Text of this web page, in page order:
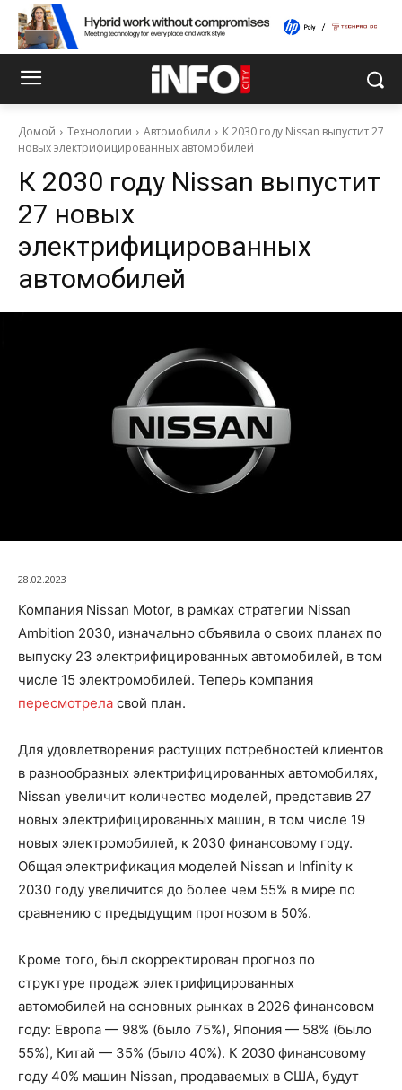
Домой Технологии Автомобили
К 2030 году Nissan выпустит 27
новых электрифицированных автомобилей
К 2030 году Nissan выпустит
27 новых
электрифицированных
автомобилей
28.02.2023
Компания Nissan Motor, в рамках стратегии Nissan
Ambition 2030, изначально объявила о своих планах по
выпуску 23 электрифицированных автомобилей, в том
числе 15 электромобилей. Теперь компания
пересмотрела свой план.
Для удовлетворения растущих потребностей клиентов
в разнообразных электрифицированных автомобилях,
Nissan увеличит количество моделей, представив 27
новых электрифицированных машин, в том числе 19
новых электромобилей, к 2030 финансовому году.
Общая электрификация моделей Nissan и Infinity к
2030 году увеличится до более чем 55% в мире по
сравнению с предыдущим прогнозом в 50%.
Кроме того, был скорректирован прогноз по
структуре продаж электрифицированных
автомобилей на основных рынках в 2026 финансовом
году: Европа — 98% (было 75%), Япония — 58% (было
55%), Китай — 35% (было 40%). К 2030 финансовому
году 40% машин Nissan, продаваемых в США, будут